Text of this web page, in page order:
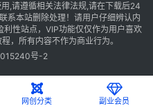
,请遵循相关法律法规,请在下载后24
系本站删除处理！请用户仔细辨认内
性站点，VIP功能仅仅作为用户喜欢
，所有内容不作为商业行为。
号-2
网创分类 副业会员